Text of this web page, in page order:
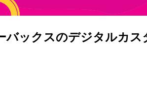
バックスのデジタルカ